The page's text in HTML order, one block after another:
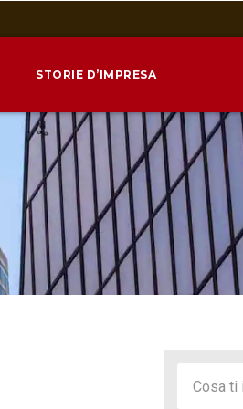
STORIE D’IMPRESA